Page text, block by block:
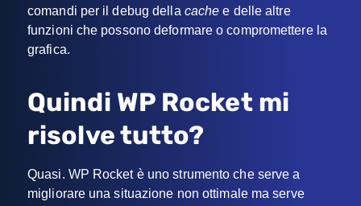
comandi per il debug della cache e delle altre
funzioni che possono deformare o compromettere la
grafica.
Quindi WP Rocket mi
risolve tutto?
Quasi. WP Rocket è uno strumento che serve a
migliorare una situazione non ottimale ma serve